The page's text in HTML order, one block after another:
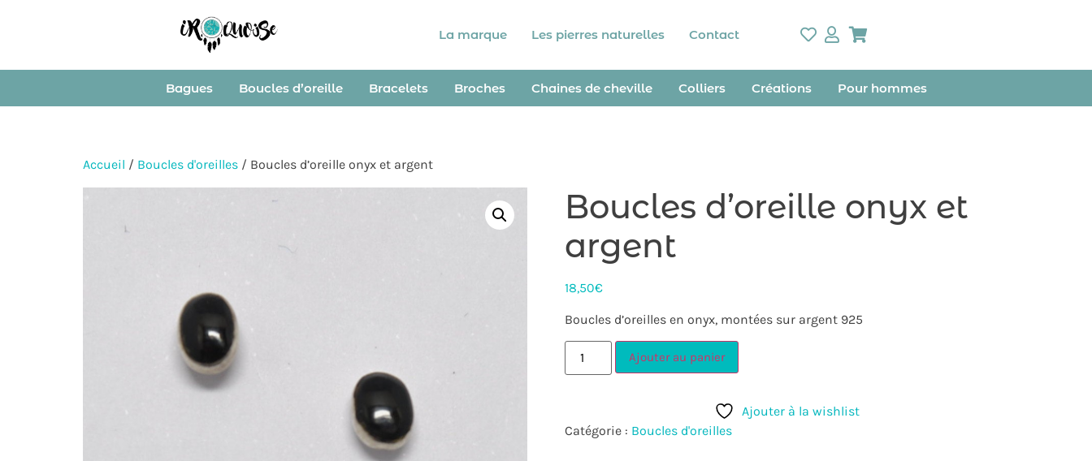
La marque Les pierres naturelles Contact
Bagues Boucles d’oreille Bracelets Broches Chaines de cheville Colliers Créations Pour hommes
Accueil / Boucles d'oreilles / Boucles d’oreille onyx et argent
Boucles d’oreille onyx et
argent
18,50€
Boucles d’oreilles en onyx, montées sur argent 925
Ajouter au panier
Ajouter à la wishlist
Catégorie : Boucles d'oreilles